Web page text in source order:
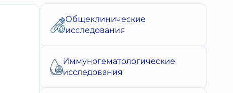
Общеклинические
исследования
Иммуногематологические
исследования